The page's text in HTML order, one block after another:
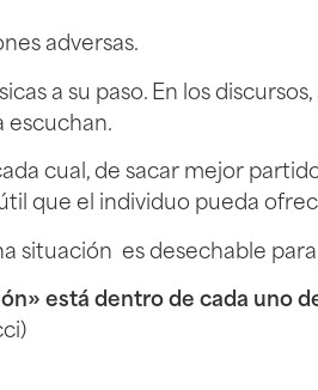
adversas.
a su paso. En los
escuchan.
cual, de sacar mejor
que el individuo pueda
situación es desechable para
está dentro de cada uno